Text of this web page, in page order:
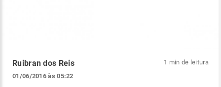
Ruibran dos Reis
01/06/2016 às 05:22
1 min de leitura